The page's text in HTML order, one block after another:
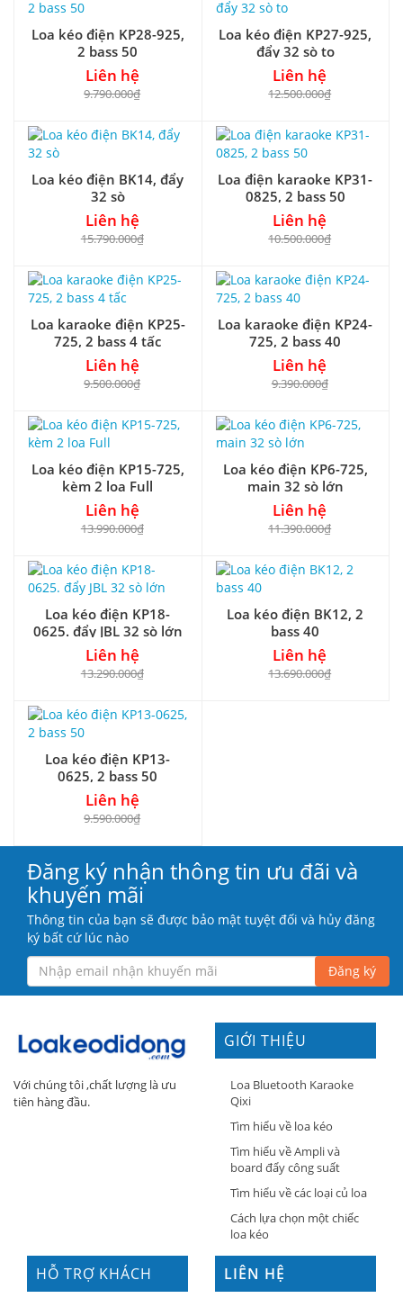
Loa kéo điện KP28-925,
2 bass 50
Liên hệ
9.790.000₫
Loa kéo điện KP27-925,
đẩy 32 sò to
Liên hệ
12.500.000₫
Loa kéo điện BK14, đẩy
32 sò
Liên hệ
15.790.000₫
Loa điện karaoke KP31-
0825, 2 bass 50
Liên hệ
10.500.000₫
Loa karaoke điện KP25-
725, 2 bass 4 tấc
Liên hệ
9.500.000₫
Loa karaoke điện KP24-
725, 2 bass 40
Liên hệ
9.390.000₫
Loa kéo điện KP15-725,
kèm 2 loa Full
Liên hệ
13.990.000₫
Loa kéo điện KP6-725,
main 32 sò lớn
Liên hệ
11.390.000₫
Loa kéo điện KP18-
0625. đẩy JBL 32 sò lớn
Liên hệ
13.290.000₫
Loa kéo điện BK12, 2
bass 40
Liên hệ
13.690.000₫
Loa kéo điện KP13-
0625, 2 bass 50
Liên hệ
9.590.000₫
Đăng ký nhận thông tin ưu đãi và
khuyến mãi
Thông tin của bạn sẽ được bảo mật tuyệt đối và hủy đăng
ký bất cứ lúc nào
Đăng ký
Với chúng tôi ,chất lượng là ưu
tiên hàng đầu.
GIỚI THIỆU
Loa Bluetooth Karaoke
Qixi
Tìm hiểu về loa kéo
Tìm hiểu về Ampli và
board đẩy công suất
Tìm hiểu về các loại củ loa
Cách lựa chọn một chiếc
loa kéo
HỖ TRỢ KHÁCH
LIÊN HỆ